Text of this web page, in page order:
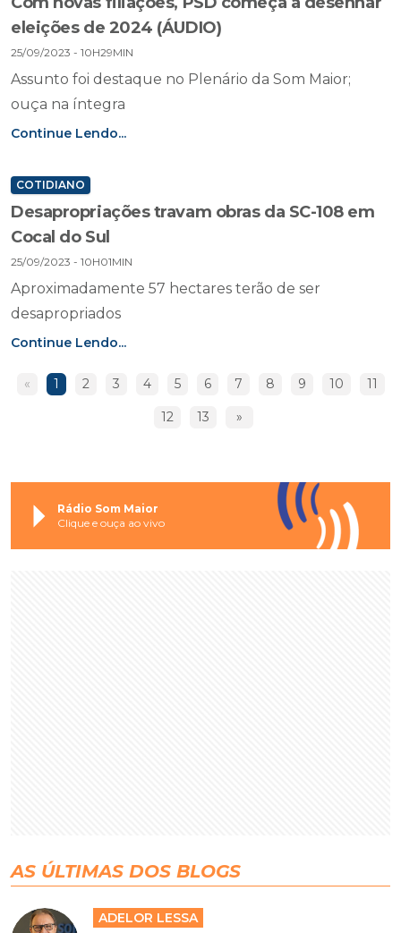
eleições de 2024 (ÁUDIO)
25/09/2023 - 10H29MIN
Assunto foi destaque no Plenário da Som Maior;
ouça na íntegra
Continue Lendo...
COTIDIANO
Desapropriações travam obras da SC-108 em
Cocal do Sul
25/09/2023 - 10H01MIN
Aproximadamente 57 hectares terão de ser
desapropriados
Continue Lendo...
« 1 2 3 4 5 6 7 8 9 10 11
12 13 »
Rádio Som Maior
Clique e ouça ao vivo
AS ÚLTIMAS DOS BLOGS
ADELOR LESSA